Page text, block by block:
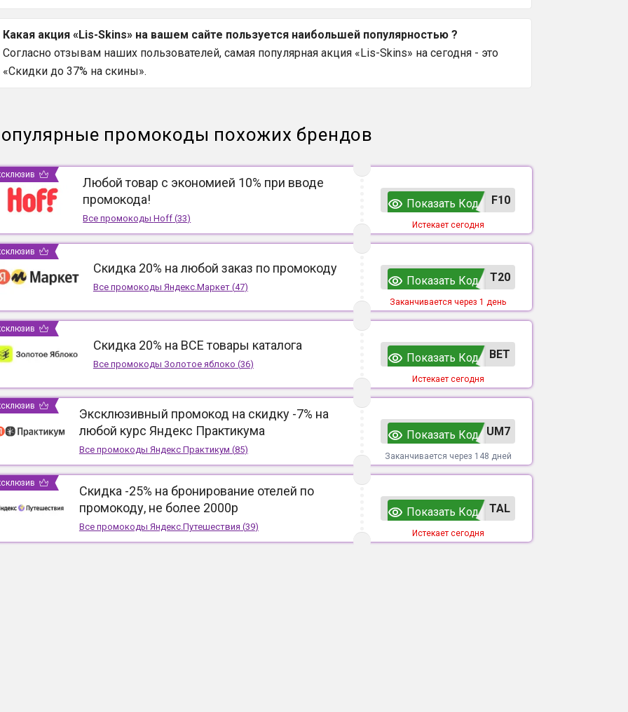
Какая акция «Lis-Skins» на вашем сайте пользуется наибольшей популярностью ?
Согласно отзывам наших пользователей, самая популярная акция «Lis-Skins» на сегодня - это
«Скидки до 37% на скины».
промокоды похожих брендов
Любой товар с экономией 10% при вводе
промокода!
Все промокодыHoff (33)
F10
Показать Код
Истекает сегодня
Скидка 20% на любой заказ по промокоду
Все промокоды Яндекс.Маркет(47)
T20
Показать Код
Заканчивается через 1 день
Скидка 20% на ВСЕ товары каталога
Все промокоды Золотое яблоко (36)
ВЕТ
Показать Код
Истекает сегодня
Эксклюзивный промокод на скидку -7% на
любой курс Яндекс Практикума
Все промокоды Яндекс Практикум (85)
UM7
Показать Код
Заканчивается через 148 дней
Скидка -25% на бронирование отелей по
промокоду, не более 2000р
Все промокоды Яндекс.Путешествия (39)
TAL
Показать Код
Истекает сегодня